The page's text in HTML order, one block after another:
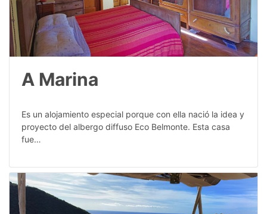
A Marina
Es un alojamiento especial porque con ella nació la idea y
proyecto del albergo diffuso Eco Belmonte. Esta casa
fue…